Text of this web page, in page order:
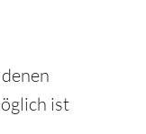
ist